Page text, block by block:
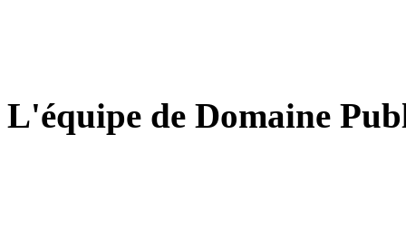
L'équipe de Domaine